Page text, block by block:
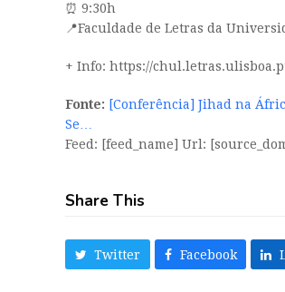
⏰ 9:30h
📍Faculdade de Letras da
+ Info: https://
Fonte: [Conferência] Jihad na
Se…
Feed: [feed_name] Url:
Share This
Twitter Facebook